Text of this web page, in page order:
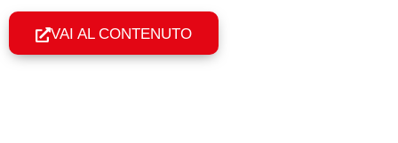
VAI AL CONTENUTO